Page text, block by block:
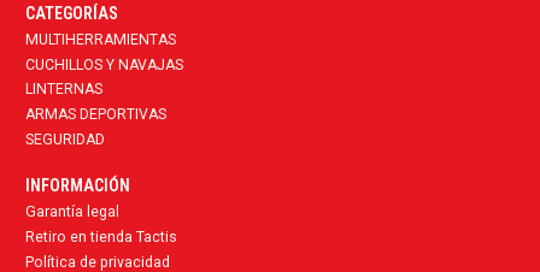
CATEGORÍAS
MULTIHERRAMIENTAS
CUCHILLOS Y NAVAJAS
LINTERNAS
ARMAS DEPORTIVAS
SEGURIDAD
INFORMACIÓN
Garantía legal
Retiro en tienda Tactis
Política de privacidad